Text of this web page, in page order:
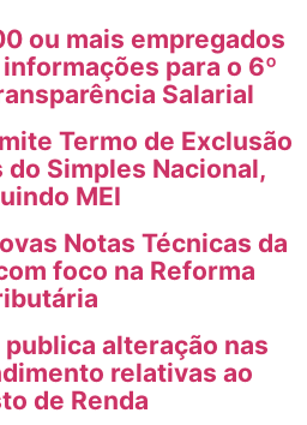
ou mais empregados
para o 6º
Salarial
Termo de Exclusão
Simples Nacional,
MEI
Notas Técnicas da
foco na Reforma
alteração nas
relativas ao
de Renda